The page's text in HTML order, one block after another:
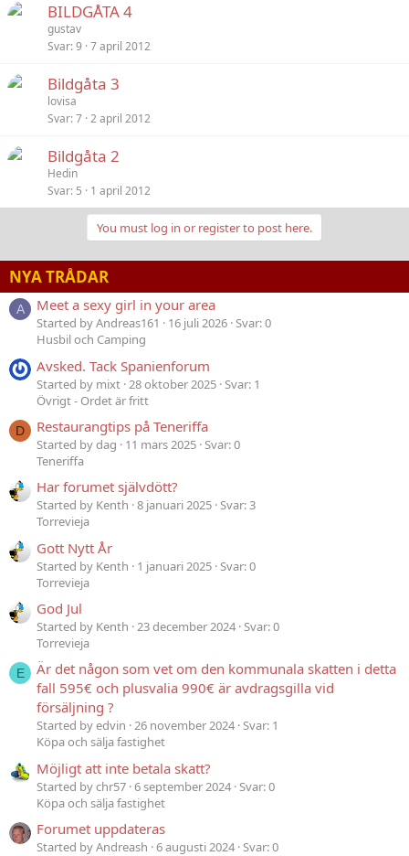
BILDGÅTA 4
gustav
Svar 9 7 april 2012
Bildgåta 3
lovisa
Svar 7 2 april 2012
Bildgåta 2
Hedin
Svar 5 1 april 2012
You must log in or register to post here.
NYA TRÅDAR
A Meet a sexy girl in your area
Started by Andreas161 16 juli 2026 Svar: 0
Husbil och Camping
Avsked. Tack Spanienforum
Started by mixt 28 oktober 2025 Svar: 1
Övrigt - Ordet är fritt
D Restaurangtips på Teneriffa
Started by dag 11 mars 2025 Svar: 0
Teneriffa
Har forumet självdött?
Started by Kenth 8 januari 2025 Svar: 3
Torrevieja
Gott Nytt År
Started by Kenth 1 januari 2025 Svar: 0
Torrevieja
God Jul
Started by Kenth 23 december 2024 Svar: 0
Torrevieja
E
Är det någon som vet om den kommunala skatten i detta
fall 595€ och plusvalia 990€ är avdragsgilla vid
försäljning ?
Started by edvin 26 november 2024 Svar: 1
Köpa och sälja fastighet
Möjligt att inte betala skatt?
Started by chr57 6 september 2024 Svar: 0
Köpa och sälja fastighet
Forumet uppdateras
Started by Andreash 6 augusti 2024 Svar: 0